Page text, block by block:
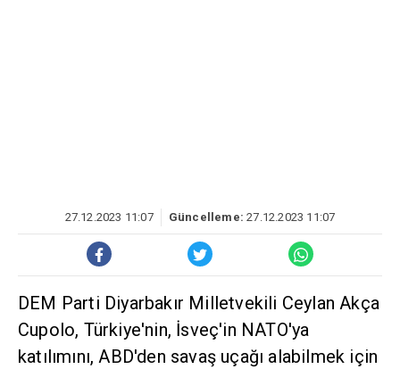
27.12.2023 11:07 Güncelleme: 27.12.2023 11:07
DEM Parti Diyarbakır Milletvekili Ceylan Akça
Cupolo, Türkiye'nin, İsveç'in NATO'ya
katılımını, ABD'den savaş uçağı alabilmek için